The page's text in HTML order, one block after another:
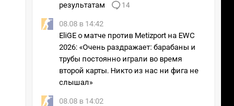
результатам
14
08.08 в 14:42
EliGE о матче против Metizport на EWC
2026: «Очень раздражает: барабаны и
трубы постоянно играли во время
второй карты. Никто из нас ни фига не
слышал»
08.08 в 14:02